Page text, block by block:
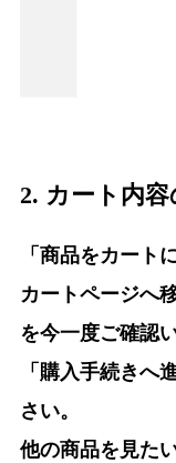
2. カート内
「商品をカート
カートページへ
を今一度ご確認
「購入手続きへ
さい。
他の商品を見た